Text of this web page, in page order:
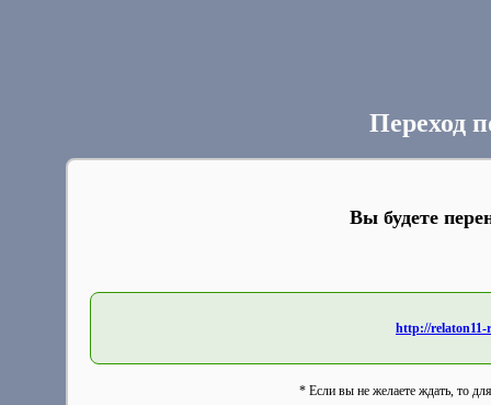
Переход
Вы будете
http://relaton11-
* Если вы не желаете ждать, то